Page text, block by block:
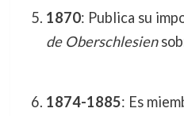
1870: Publica su
de Oberschlesien
1874-1885: Es